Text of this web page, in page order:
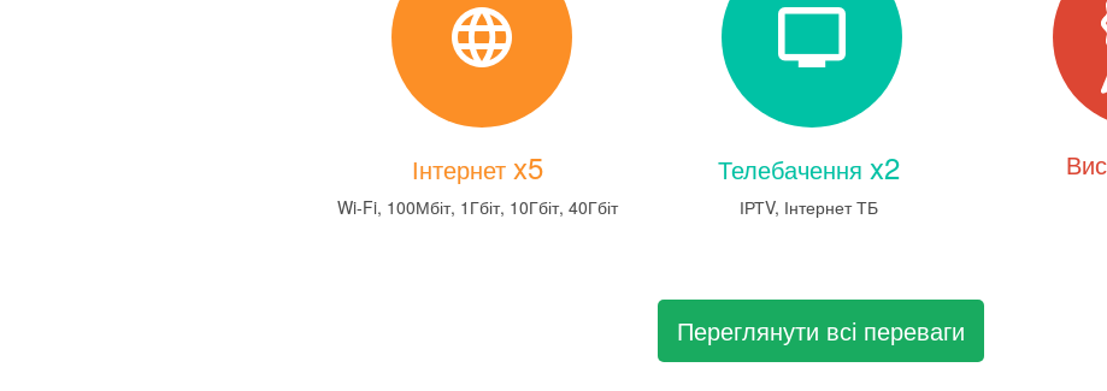
Інтернетx5
Wi-Fi, 100Мбіт, 1Гбіт, 10Гбіт, 40Гбіт
Телебаченняx2
ІРТV, Інтернет ТБ
Переглянути всі переваги